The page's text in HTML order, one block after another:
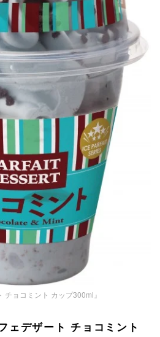
チョコミント カップ300ml』
デザート チョコミント